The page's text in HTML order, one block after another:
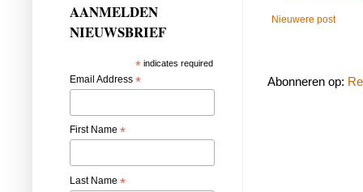
Nieuwere post
Abonneren op:
AANMELDEN
NIEUWSBRIEF
*indicates required
Email Address *
First Name *
Last Name *